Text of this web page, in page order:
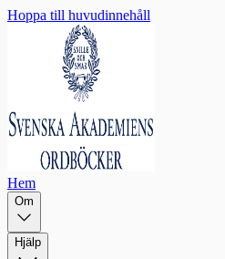
Hoppa till huvudinnehåll
Hem
Om
Hjälp